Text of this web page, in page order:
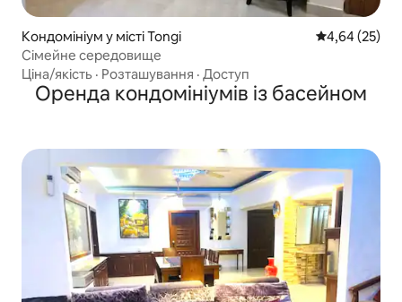
Кондомініум у місті Tongi Середня
4,64 (25)
Сімейне середовище
Ціна/якість · Розташування · Доступ
Оренда кондомініумів із басейном